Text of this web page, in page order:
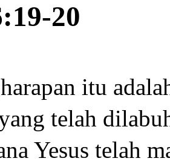
20
itu
telah
Yesus telah